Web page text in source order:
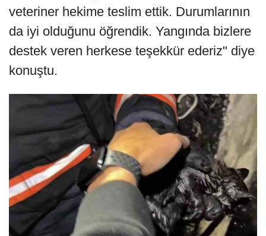
veteriner hekime teslim ettik. Durumlarının
da iyi olduğunu öğrendik. Yangında bizlere
destek veren herkese teşekkür ederiz" diye
konuştu.